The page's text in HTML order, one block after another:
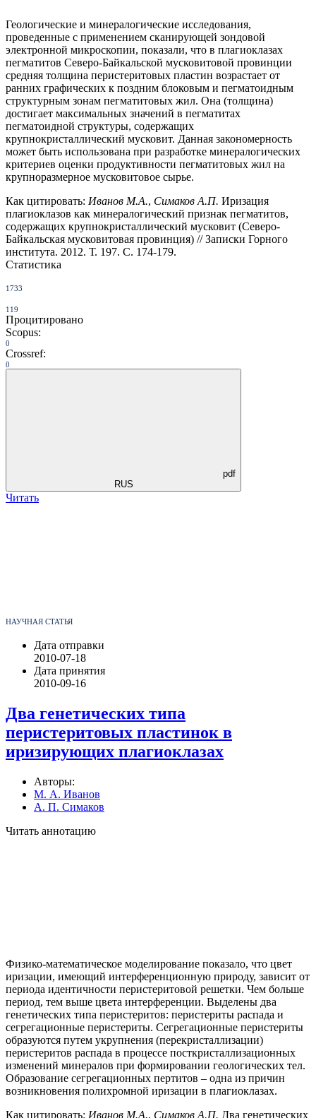
Геологические и минералогические исследования,
проведенные с применением сканирующей зондовой
электронной микроскопии, показали, что в плагиоклазах
пегматитов Северо-Байкальской мусковитовой провинции
средняя толщина перистеритовых пластин возрастает от
ранних графических к поздним блоковым и пегматоидным
структурным зонам пегматитовых жил. Она (толщина)
достигает максимальных значений в пегматитах
пегматоидной структуры, содержащих
крупнокристаллический мусковит. Данная закономерность
может быть использована при разработке минералогических
критериев оценки продуктивности пегматитовых жил на
крупноразмерное мусковитовое сырье.
Как цитировать: Иванов М.А., Симаков А.П. Иризация
плагиоклазов как минералогический признак пегматитов,
содержащих крупнокристаллический мусковит (Северо-
Байкальская мусковитовая провинция) // Записки Горного
института. 2012. Т. 197. С. 174-179.
Статистика
1733
119
Процитировано
Scopus:
0
Crossref:
0
pdf
RUS
Читать
НАУЧНАЯ СТАТЬЯ
Дата отправки
2010-07-18
Дата принятия
2010-09-16
Два генетических типа
перистеритовых пластинок в
иризирующих плагиоклазах
Авторы:
М. А. Иванов
А. П. Симаков
Читать аннотацию
Физико-математическое моделирование показало, что цвет
иризации, имеющий интерференционную природу, зависит от
периода идентичности перистеритовой решетки. Чем больше
период, тем выше цвета интерференции. Выделены два
генетических типа перистеритов: перистериты распада и
сегрегационные перистериты. Сегрегационные перистериты
образуются путем укрупнения (перекристаллизации)
перистеритов распада в процессе посткристаллизационных
изменений минералов при формировании геологических тел.
Образование сегрегационных пертитов – одна из причин
возникновения полихромной иризации в плагиоклазах.
Как цитировать: Иванов М.А., Симаков А.П. Два генетических